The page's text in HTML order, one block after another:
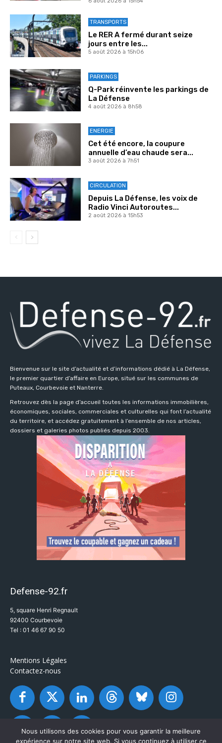
TRANSPORTS
Le RER A fermé durant seize
jours entre les...
5 août 2026 à 15h06
PARKINGS
Q-Park réinvente les parkings de
La Défense
4 août 2026 à 8h58
ENERGIE
Cet été encore, la coupure
annuelle d’eau chaude sera...
3 août 2026 à 7h51
CIRCULATION
Depuis La Défense, les voix de
Radio Vinci Autoroutes...
2 août 2026 à 15h53
Bienvenue sur le site d’actualité et d’informations dédié à La Défense,
le premier quartier d’affaire en Europe, situé sur les communes de
Puteaux, Courbevoie et Nanterre.
Retrouvez dès la page d’accueil toutes les informations immobilières,
économiques, sociales, commerciales et culturelles qui font l’actualité
du territoire, et accédez gratuitement à l’ensemble de nos articles,
dossiers et galeries photos publiés depuis 2003.
Defense-92.fr
5, square Henri Regnault
92400 Courbevoie
Tel : 01 46 67 90 50
Mentions Légales
Contactez-nous
Nous utilisons des cookies pour vous garantir la meilleure
expérience sur notre site web. Si vous continuez à utiliser ce